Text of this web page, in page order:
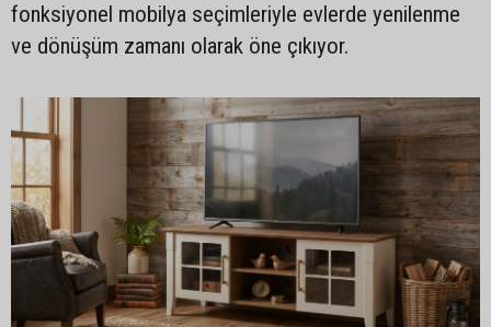
fonksiyonel mobilya seçimleriyle evlerde yenilenme
ve dönüşüm zamanı olarak öne çıkıyor.